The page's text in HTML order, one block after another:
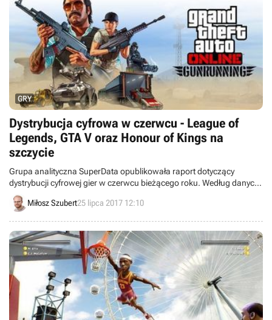
GRY
Dystrybucja cyfrowa w czerwcu - League of
Legends, GTA V oraz Honour of Kings na
szczycie
Grupa analityczna SuperData opublikowała raport dotyczący
dystrybucji cyfrowej gier w czerwcu bieżącego roku. Według danych,
tytułem przynoszącym największe zyski na PC kolejny miesiąc z
rzędu zostało League of Legends. Na konsolach pozycję lidera
Miłosz Szubert25 lipca 2017 12:10